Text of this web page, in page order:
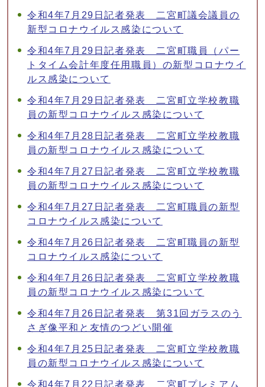
令和4年7月29日記者発表 二宮町議会議員の
新型コロナウイルス感染について
令和4年7月29日記者発表 二宮町職員（パー
トタイム会計年度任用職員）の新型コロナウイ
ルス感染について
令和4年7月29日記者発表 二宮町立学校教職
員の新型コロナウイルス感染について
令和4年7月28日記者発表 二宮町立学校教職
員の新型コロナウイルス感染について
令和4年7月27日記者発表 二宮町立学校教職
員の新型コロナウイルス感染について
令和4年7月27日記者発表 二宮町職員の新型
コロナウイルス感染について
令和4年7月26日記者発表 二宮町職員の新型
コロナウイルス感染について
令和4年7月26日記者発表 二宮町立学校教職
員の新型コロナウイルス感染について
令和4年7月26日記者発表 第31回ガラスのう
さぎ像平和と友情のつどい開催
令和4年7月25日記者発表 二宮町立学校教職
員の新型コロナウイルス感染について
令和4年7月22日記者発表 二宮町プレミアム